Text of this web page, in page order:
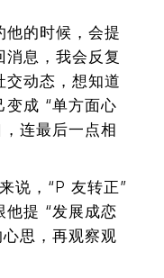
他的时候，会提
消息，我会反复
交动态，想知道
变成 “单方面心
连最后一点相
说，“P 友转正”
他提 “发展成恋
思，再观察观